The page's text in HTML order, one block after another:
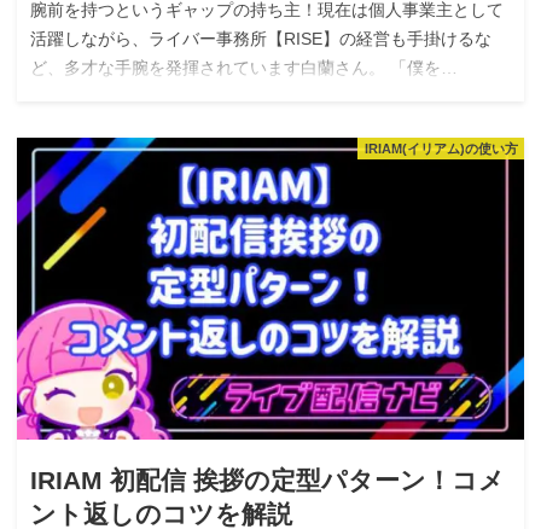
腕前を持つというギャップの持ち主！現在は個人事業主として
活躍しながら、ライバー事務所【RISE】の経営も手掛けるな
ど、多才な手腕を発揮されています白蘭さん。 「僕を…
IRIAM(イリアム)の使い方
IRIAM 初配信 挨拶の定型パターン！コメ
ント返しのコツを解説